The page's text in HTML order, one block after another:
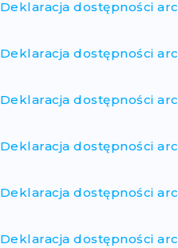
Deklaracja dostępności
Deklaracja dostępności
Deklaracja dostępności
Deklaracja dostępności
Deklaracja dostępności
Deklaracja dostępności